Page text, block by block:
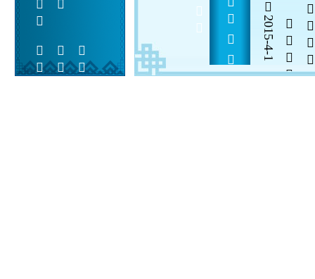
 
2015-4-1